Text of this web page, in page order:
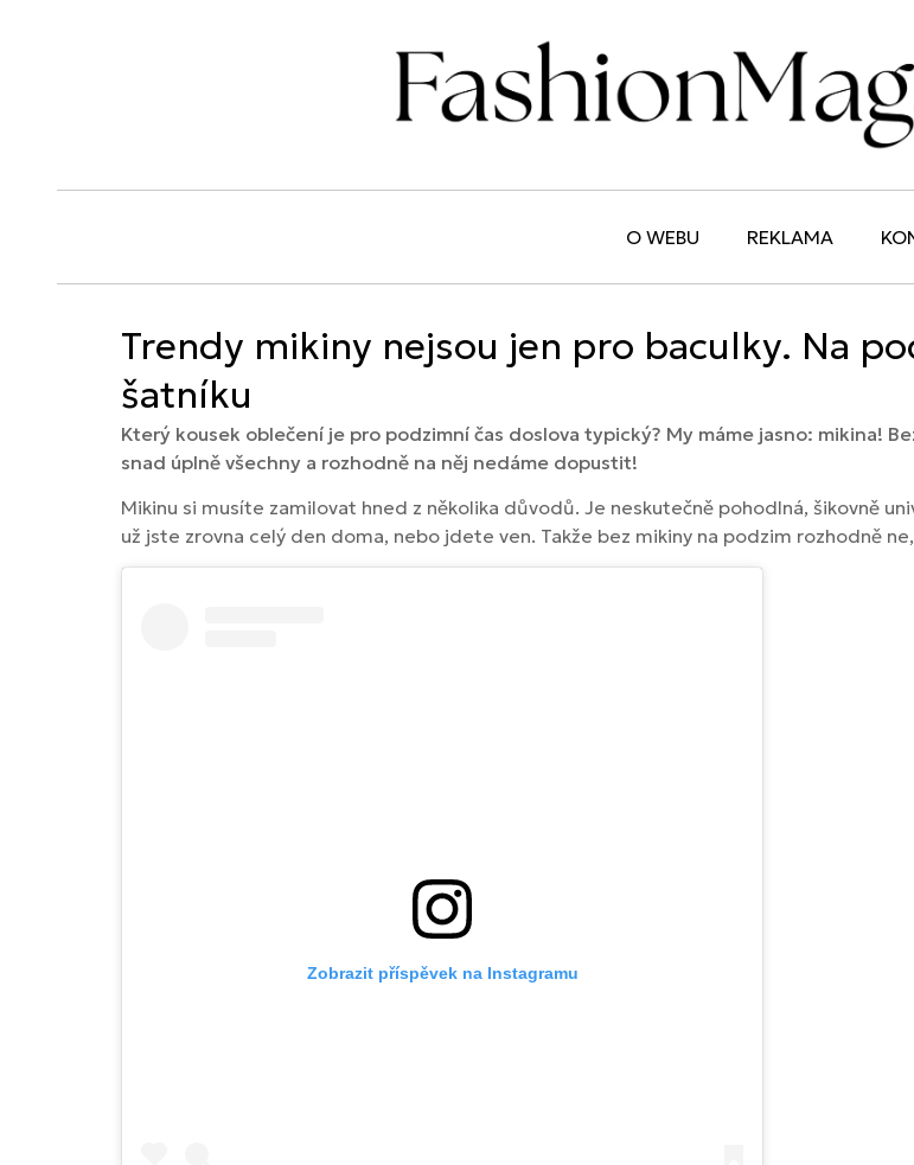
O WEBU REKLAMA
Trendy mikiny nejsou jen pro baculky. Na
šatníku
Který kousek oblečení je pro podzimní čas doslova typický? My máme jasno: mikina!
snad úplně všechny a rozhodně na něj nedáme dopustit!
Mikinu si musíte zamilovat hned z několika důvodů. Je neskutečně pohodlná, šikovně
už jste zrovna celý den doma, nebo jdete ven. Takže bez mikiny na podzim rozhodně
Zobrazit příspěvek na Instagramu